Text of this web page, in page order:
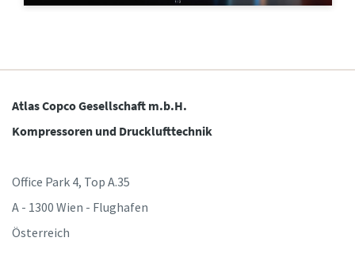
– alles, was Sie wissen müssen
Atlas Copco Gesellschaft m.b.H.
Kompressoren und Drucklufttechnik
Office Park 4, Top A.35
A - 1300 Wien - Flughafen
Österreich
Beliebige Frage oder Anforderung